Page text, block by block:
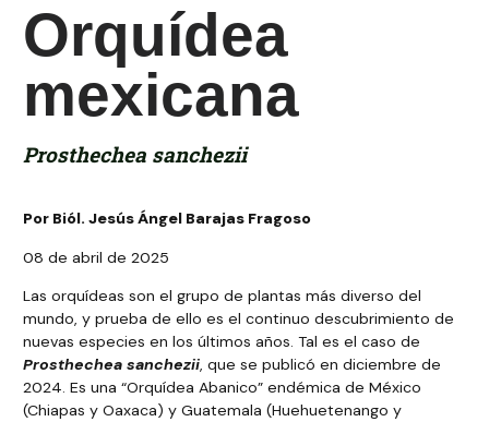
Orquídea
mexicana
Prosthechea sanchezii
Por Biól. Jesús Ángel Barajas Fragoso
08 de abril de 2025
Las orquídeas son el grupo de plantas más diverso del
mundo, y prueba de ello es el continuo descubrimiento de
nuevas especies en los últimos años. Tal es el caso de
Prosthechea sanchezii, que se publicó en diciembre de
2024. Es una “Orquídea Abanico” endémica de México
(Chiapas y Oaxaca) y Guatemala (Huehuetenango y